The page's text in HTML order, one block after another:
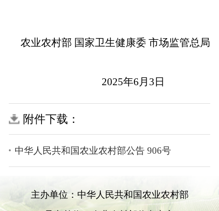
农业农村部 国家卫生健康委 市场监管总局
2025年6月3 日
附件下载：
中华人民共和国农业农村部公告 906号
主办单位：中华人民共和国农业农村部